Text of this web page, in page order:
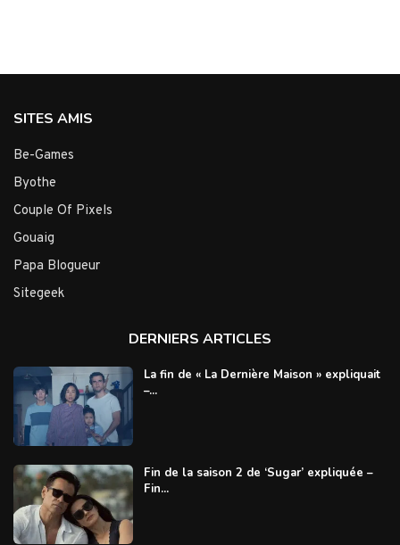
SITES AMIS
Be-Games
Byothe
Couple Of Pixels
Gouaig
Papa Blogueur
Sitegeek
DERNIERS ARTICLES
La fin de « La Dernière Maison » expliquait
–...
Fin de la saison 2 de ‘Sugar’ expliquée –
Fin...